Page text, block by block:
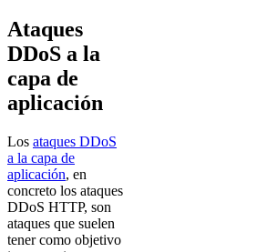
Ataques
DDoS a la
capa de
aplicación
Los ataques DDoS
a la capa de
aplicación, en
concreto los ataques
DDoS HTTP, son
ataques que suelen
tener como objetivo